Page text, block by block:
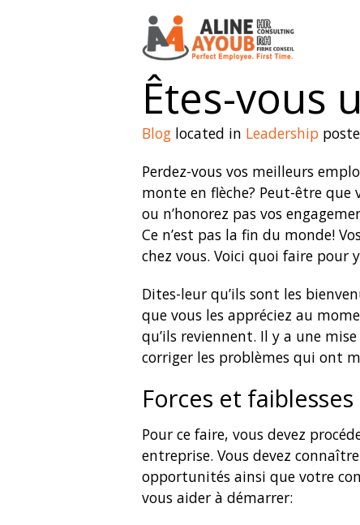
Êtes-vous
Bloglocated in Leadership
Perdez-vous vos meilleurs
monte en flèche? Peut-être
ou n’honorez pas vos
Ce n’est pas la fin du monde!
chez vous. Voici quoi faire pour
Dites-leur qu’ils sont les
que vous les appréciez au
qu’ils reviennent. Il y a une
corriger les problèmes qui ont
Forces et faiblesses
Pour ce faire, vous devez
entreprise. Vous devez
opportunités ainsi que votre
vous aider à démarrer: